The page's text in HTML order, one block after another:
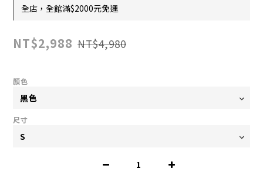
全店，全館滿$2000元免運
NT$2,988 NT$4,980
顏色
尺寸